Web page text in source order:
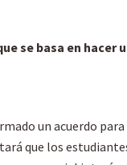
se basa en hacer
un acuerdo
que los